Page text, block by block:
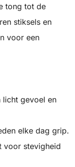
tong tot de
stiksels en
voor een
licht gevoel en
elke dag grip.
voor stevigheid